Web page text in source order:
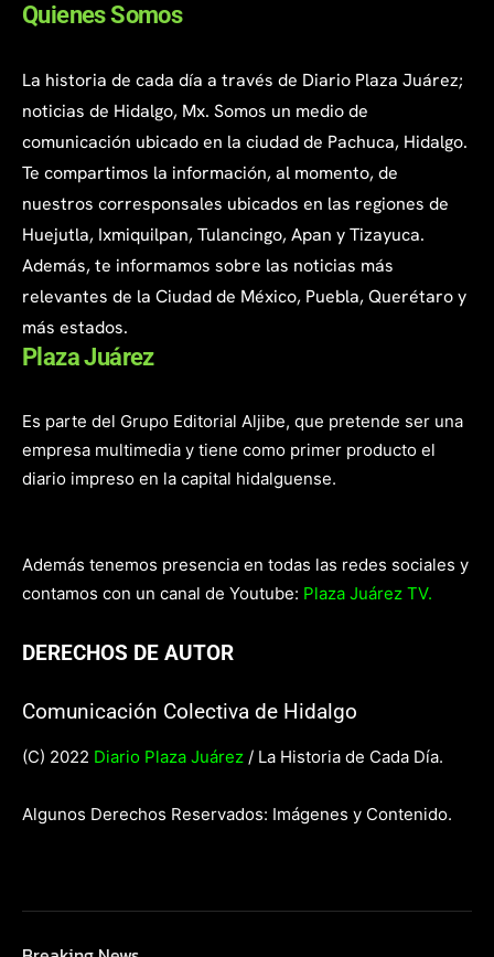
Quienes Somos
La historia de cada día a través de Diario Plaza Juárez;
noticias de Hidalgo, Mx. Somos un medio de
comunicación ubicado en la ciudad de Pachuca, Hidalgo.
Te compartimos la información, al momento, de
nuestros corresponsales ubicados en las regiones de
Huejutla, Ixmiquilpan, Tulancingo, Apan y Tizayuca.
Además, te informamos sobre las noticias más
relevantes de la Ciudad de México, Puebla, Querétaro y
más estados.
Plaza Juárez
Es parte del Grupo Editorial Aljibe, que pretende ser una
empresa multimedia y tiene como primer producto el
diario impreso en la capital hidalguense.
Además tenemos presencia en todas las redes sociales y
contamos con un canal de Youtube: Plaza Juárez TV.
DERECHOS DE AUTOR
Comunicación Colectiva de Hidalgo
(C) 2022 Diario Plaza Juárez / La Historia de Cada Día.
Algunos Derechos Reservados: Imágenes y Contenido.